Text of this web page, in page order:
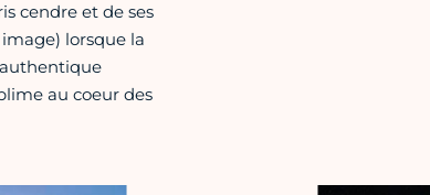
cendre et de ses
lorsque la
au coeur des